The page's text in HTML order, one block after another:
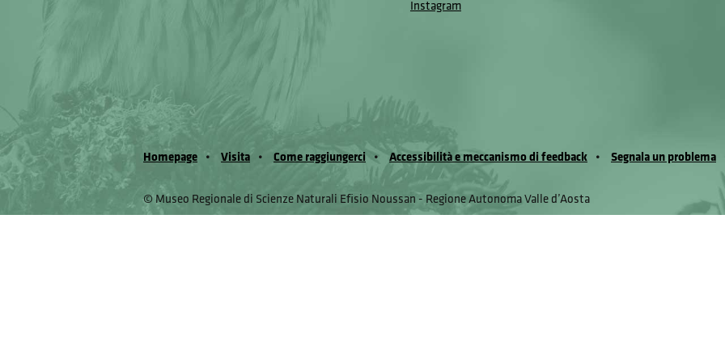
Instagram
Homepage Visita Come raggiungerci Accessibilità e meccanismo di feedback Segnala un problema
© Museo Regionale di Scienze Naturali Eﬁsio Noussan - Regione Autonoma Valle d’Aosta